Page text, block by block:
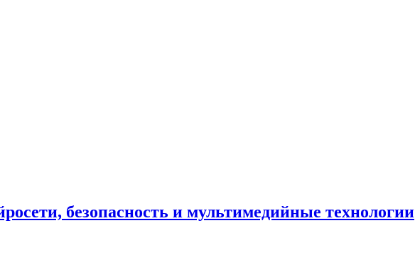
безопасность и мультимедийные технологии